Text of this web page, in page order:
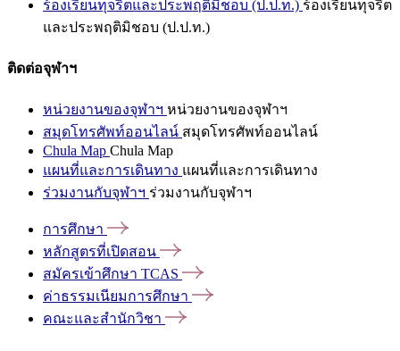
ร้องเรียนทุจริตและประพฤติมิชอบ (ป.ป.ท.) ร้องเรียนทุจริต
และประพฤติมิชอบ (ป.ป.ท.)
ติดต่อจุฬาฯ
หน่วยงานของจุฬาฯ หน่วยงานของจุฬาฯ
สมุดโทรศัพท์ออนไลน์ สมุดโทรศัพท์ออนไลน์
Chula Map Chula Map
แผนที่และการเดินทาง แผนที่และการเดินทาง
ร่วมงานกับจุฬาฯ ร่วมงานกับจุฬาฯ
การศึกษา
หลักสูตรที่เปิดสอน
สมัครเข้าศึกษา TCAS
ค่าธรรมเนียมการศึกษา
คณะและสำนักวิชา